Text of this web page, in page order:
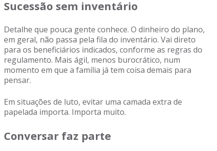
Sucessão sem inventário
Detalhe que pouca gente conhece. O dinheiro do plano,
em geral, não passa pela fila do inventário. Vai direto
para os beneficiários indicados, conforme as regras do
regulamento. Mais ágil, menos burocrático, num
momento em que a família já tem coisa demais para
pensar.
Em situações de luto, evitar uma camada extra de
papelada importa. Importa muito.
Conversar faz parte